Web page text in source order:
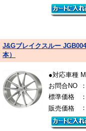
J&Gブレイクスルー
本）
●対応車種
お問合NO
：
標準価格
：
販売価格
：